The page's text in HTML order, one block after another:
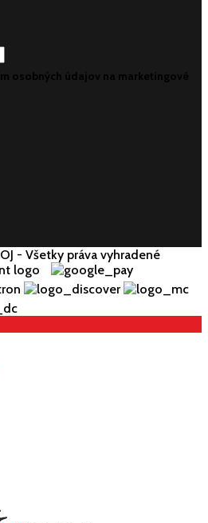
osobných údajov na marketingové
- Všetky práva vyhradené